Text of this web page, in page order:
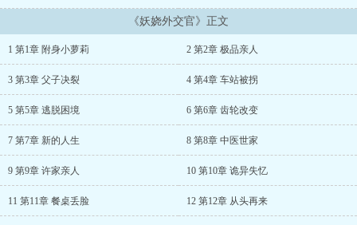
《妖娆外交官》正文
1 第1章 附身小萝莉 2 第2章 极品亲人
3 第3章 父子决裂 4 第4章 车站被拐
5 第5章 逃脱困境 6 第6章 齿轮改变
7 第7章 新的人生 8 第8章 中医世家
9 第9章 许家亲人 10 第10章 诡异失忆
11 第11章 餐桌丢脸 12 第12章 从头再来